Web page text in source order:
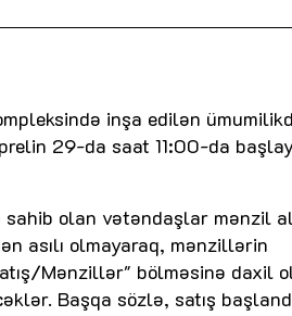
inşa edilən
29-da saat 11:00-da
sahib olan vətəndaşlar mənzil
asılı olmayaraq, mənzillərin
Mənzillər" bölməsinə daxil
Başqa sözlə, satış